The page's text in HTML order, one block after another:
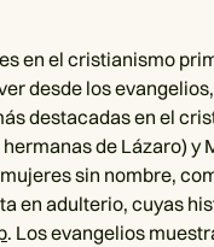
en el cristianismo
desde los
destacadas en el
de Lázaro) y
sin nombre,
en adulterio, cuyas
. Los evangelios